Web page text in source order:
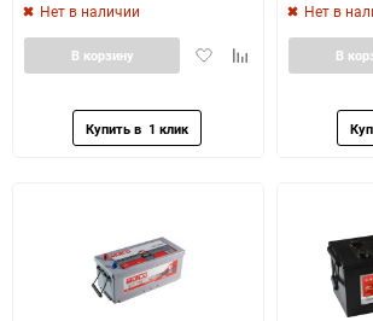
Нет в наличии
ДобавитьДобавить
В корзину
Нет в
В